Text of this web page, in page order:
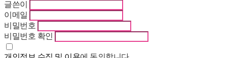
글쓴이
이메일
비밀번호
비밀번호 확인